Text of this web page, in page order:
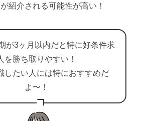
紹介される可能性が高い！
が3ヶ月以内だと特に好条件求
を勝ち取りやすい！
したい人には特におすすめだ
よ〜！